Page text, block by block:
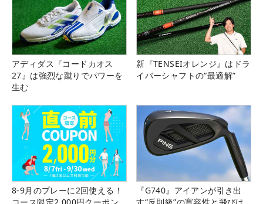
アディダス『コードカオス
27』は強烈な蹴りでパワーを
生む
新『TENSEIオレンジ』はドラ
イバーシャフトの“最適解”
8-9月のプレーに2回使える！
『G740』アイアンが引き出